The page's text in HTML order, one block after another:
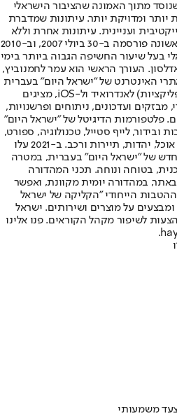
מתוך האמונה שהציבור הישראלי
יותר ומדויקת יותר. עיתונות שמדברת
ועניינית. עיתונות אחרת וללא
תשלום. המהדורה המודפסת הראשונה פורסמה ב-30 ביולי 2007, וב-2010
בעל שיעור החשיפה הגבוה ביותר בימי
העורך הראשי הוא עמר לחמנוביץ,
האינטרנט של "ישראל היום" בעברית
ובאנגלית, כמו כן היישומונים (אפליקציות) לאנדרואיד ול-iOS, מציגים
ועדכונים, ניתוחים ופרשנויות,
פלטפורמות הדיגיטל של "ישראל היום"
ובידור, לייף סטייל, טכנולוגיה, ספורט,
כלכלה וצרכנות, בריאות, חיילים, אוכל, יהדות, תיירות ורכב. ב-2021 עלו
של "ישראל היום" בעברית, במטרה
בטוחה ונוחה. תכני המהדורה
במהדורה יומית מקוונת, ואפשר
ההטבות הייחודי "הקליקה של ישראל
על מוצרים ושירותים. ישראל
לשיפור מקהל הקוראים. פנו אלינו
משמעותי